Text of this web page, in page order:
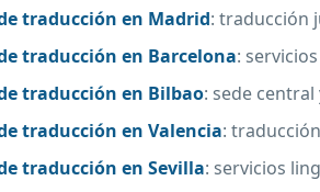
traducción en Madrid:traducción
traducción en Barcelona:
traducción en Bilbao: sede
traducción en Valencia:
traducción en Sevilla: servicios